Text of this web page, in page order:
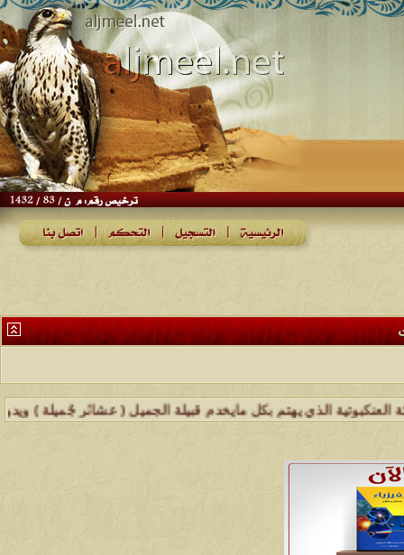
الذي يهتم بكل مايخدم قبيلة الجميل ( عشائر جُميلة ) ويدون